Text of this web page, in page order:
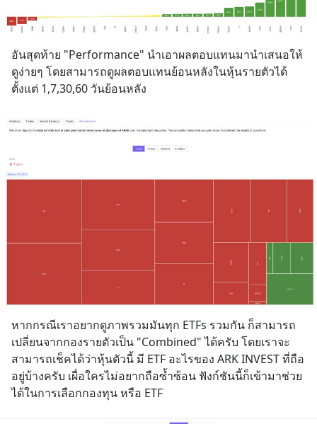
อันสุดท้าย "Performance" นำเอาผลตอบแทนมานำเสนอให้
ดูง่ายๆ โดยสามารถดูผลตอบแทนย้อนหลังในหุ้นรายตัวได้
ตั้งแต่ 1,7,30,60 วันย้อนหลัง
หากกรณีเราอยากดูภาพรวมมันทุก ETFs รวมกัน ก็สามารถ
เปลี่ยนจากกองรายตัวเป็น "Combined" ได้ครับ โดยเราจะ
สามารถเช็คได้ว่าหุ้นตัวนี้ มี ETF อะไรของ ARK INVEST ที่ถือ
อยู่บ้างครับ เผื่อใครไม่อยากถือซ้ำซ้อน ฟังก์ชันนี้ก็เข้ามาช่วย
ได้ในการเลือกกองทุน หรือ ETF